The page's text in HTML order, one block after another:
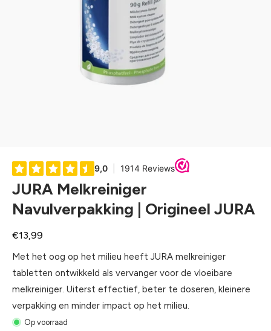
JURA Melkreiniger
Navulverpakking | Origineel JURA
Normale
€13,99
Met het oog op het milieu heeft JURA melkreiniger
tabletten ontwikkeld als vervanger voor de vloeibare
melkreiniger. Uiterst effectief, beter te doseren, kleinere
verpakking en minder impact op het milieu.
Op voorraad